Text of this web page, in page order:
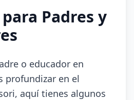
Padres y
o educador en
profundizar en el
aquí tienes algunos